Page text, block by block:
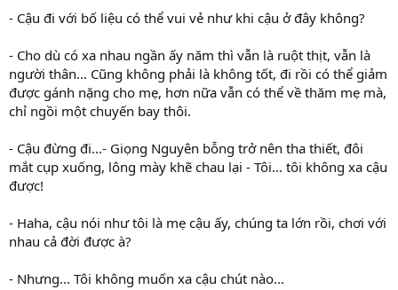
- Cậu đi với bố liệu có thể vui vẻ như khi cậu ở đây không?
- Cho dù có xa nhau ngần ấy năm thì vẫn là ruột thịt, vẫn là
người thân... Cũng không phải là không tốt, đi rồi có thể giảm
được gánh nặng cho mẹ, hơn nữa vẫn có thể về thăm mẹ mà,
chỉ ngồi một chuyến bay thôi.
- Cậu đừng đi...- Giọng Nguyên bỗng trở nên tha thiết, đôi
mắt cụp xuống, lông mày khẽ chau lại - Tôi... tôi không xa cậu
được!
- Haha, cậu nói như tôi là mẹ cậu ấy, chúng ta lớn rồi, chơi với
nhau cả đời được à?
- Nhưng... Tôi không muốn xa cậu chút nào...